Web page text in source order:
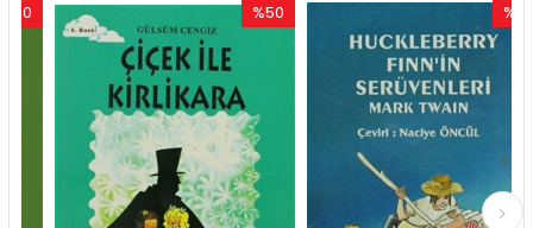
%50
İndirim
%50İndirim
%50
İndirim